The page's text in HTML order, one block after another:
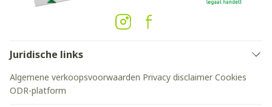
Juridische links
Algemene verkoopsvoorwaarden Privacy disclaimer Cookies
ODR-platform